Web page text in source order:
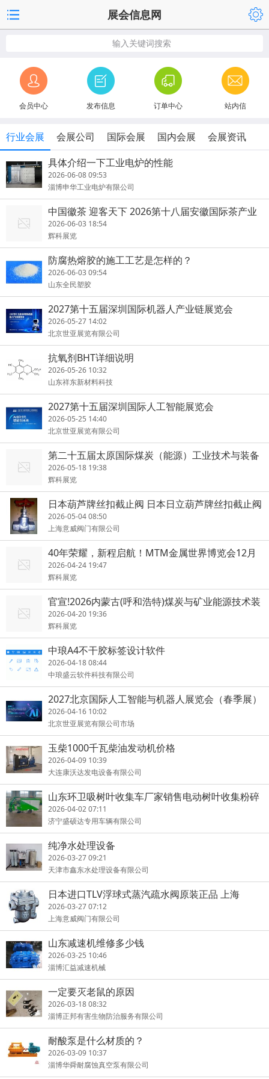
展会信息网
输入关键词搜索
会员中心 发布信息 订单中心 站内信
行业会展 会展公司 国际会展 国内会展
会展资讯
具体介绍一下工业电炉的性能
2026-06-08 09:53
淄博申华工业电炉有限公司
中国徽茶 迎客天下 2026第十八届安徽国际茶产业
博览会启幕
2026-06-03 18:54
辉科展览
防腐热熔胶的施工工艺是怎样的？
2026-06-03 09:54
山东全民塑胶
2027第十五届深圳国际机器人产业链展览会
2026-05-27 14:02
北京世亚展览有限公司
抗氧剂BHT详细说明
2026-05-26 10:32
山东祥东新材料科技
2027第十五届深圳国际人工智能展览会
2026-05-25 14:40
北京世亚展览有限公司
第二十五届太原国际煤炭（能源）工业技术与装备
展览会
2026-05-18 19:38
辉科展览
日本葫芦牌丝扣截止阀 日本日立葫芦牌丝扣截止阀
原装正品 上海
2026-05-04 08:50
上海意威阀门有限公司
40年荣耀，新程启航！MTM金属世界博览会12月
上海见
2026-04-24 19:47
辉科展览
官宣!2026内蒙古(呼和浩特)煤炭与矿业能源技术装
备博览会
2026-04-20 19:36
辉科展览
中琅A4不干胶标签设计软件
2026-04-18 08:44
中琅盛云软件科技有限公司
2027北京国际人工智能与机器人展览会（春季展）
2026-04-16 10:02
北京世亚展览有限公司市场
玉柴1000千瓦柴油发动机价格
2026-04-09 10:39
大连康沃达发电设备有限公司
山东环卫吸树叶收集车厂家销售电动树叶收集粉碎
一体机价格表
2026-04-02 07:11
济宁盛硕达专用车辆有限公司
纯净水处理设备
2026-03-27 09:21
天津市鑫东水处理设备有限公司
日本进口TLV浮球式蒸汽疏水阀原装正品 上海
2026-03-27 07:12
上海意威阀门有限公司
山东减速机维修多少钱
2026-03-25 10:46
淄博汇益减速机械
一定要灭老鼠的原因
2026-03-18 08:32
淄博正邦有害生物防治服务有限公司
耐酸泵是什么材质的？
2026-03-09 10:37
淄博华舜耐腐蚀真空泵有限公司